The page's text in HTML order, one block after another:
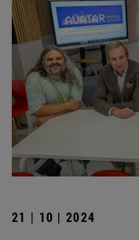
21 | 10 | 2024